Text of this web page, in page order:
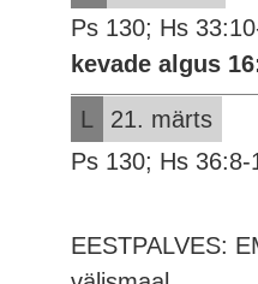
Ps 130; Hs
kevade algus
L
21. märts
Ps 130; Hs
EESTPALVES: